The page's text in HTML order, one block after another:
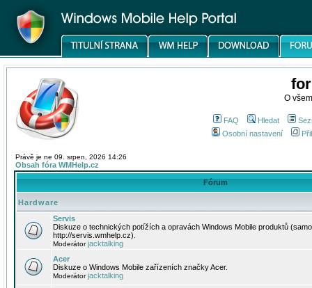
O
FAQ Hledat
Osobní nastavení
Právě je ne 09. srpen, 2026 14:26
Obsah fóra WMHelp.cz
Fórum
Hardware
Servis
Diskuze o technických potížích a opravách Windows Mobile produktů
http://servis.wmhelp.cz).
Moderátorjacktalking
Acer
Diskuze o Windows Mobile zařízeních značky Acer.
Moderátorjacktalking